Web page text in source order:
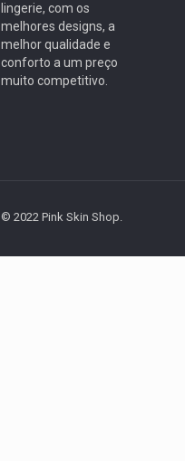
lingerie, com os
melhores designs, a
melhor qualidade e
conforto a um preço
muito competitivo.
© 2022 Pink Skin Shop.